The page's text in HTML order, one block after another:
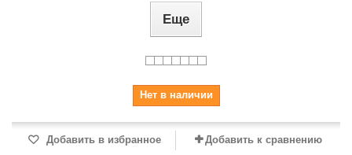
Еще
Нет в наличии
Добавить в избранное Добавить к сравнению